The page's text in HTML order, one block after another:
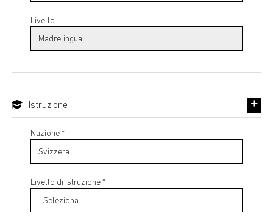
Livello
Istruzione
Nazione *
Livello di istruzione *